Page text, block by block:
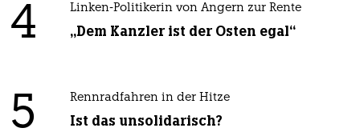
4 Linken-Politikerin von Angern zur Rente
„Dem Kanzler ist der Osten egal“
5 Rennradfahren in der Hitze
Ist das unsolidarisch?